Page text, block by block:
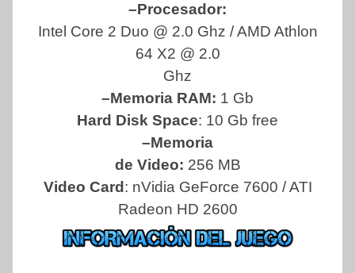
–Procesador:
Intel Core 2 Duo @ 2.0 Ghz / AMD Athlon
64 X2 @ 2.0
Ghz
–Memoria RAM: 1 Gb
Hard Disk Space: 10 Gb free
–Memoria
de Video: 256 MB
Video Card : nVidia GeForce 7600 / ATI
Radeon HD 2600